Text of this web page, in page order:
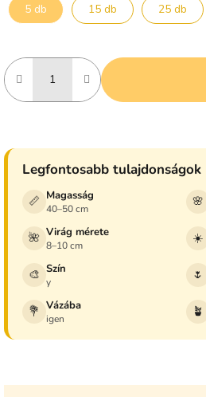
5 db 15 db 25 db
Legfontosabb tulajdonságok
📏 Magasság
40–50 cm 🌸
🌺 Virág mérete
8–10 cm ☀️
🎨 Szín
y 🌷
💐 Vázába
igen 🪴